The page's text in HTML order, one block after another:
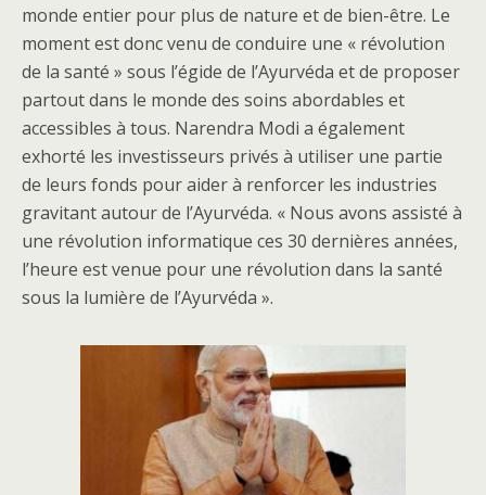
monde entier pour plus de nature et de bien-être. Le
moment est donc venu de conduire une « révolution
de la santé » sous l’égide de l’Ayurvéda et de proposer
partout dans le monde des soins abordables et
accessibles à tous. Narendra Modi a également
exhorté les investisseurs privés à utiliser une partie
de leurs fonds pour aider à renforcer les industries
gravitant autour de l’Ayurvéda. « Nous avons assisté à
une révolution informatique ces 30 dernières années,
l’heure est venue pour une révolution dans la santé
sous la lumière de l’Ayurvéda ».